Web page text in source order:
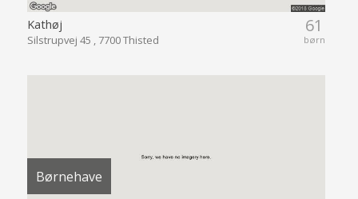
61
børn
Kathøj
Silstrupvej 45 , 7700 Thisted
Børnehave